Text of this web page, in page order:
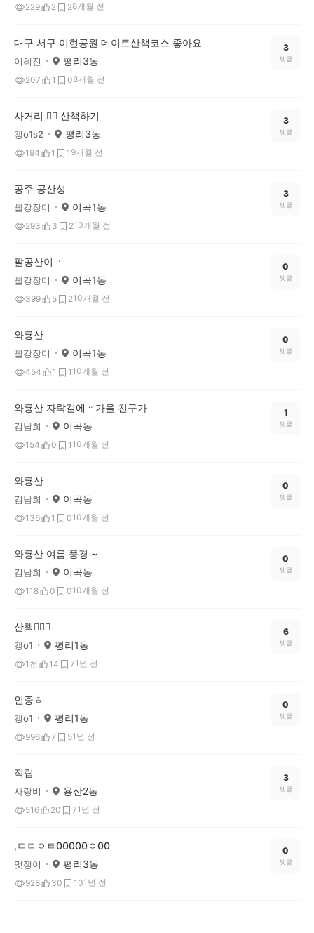
229 2 28개월 전
대구 서구 이현공원 데이트산책코스 좋아요
이혜진 평리3동
207 1 08개월 전
3
댓글
사거리 🚶‍♀️ 산책하기
갱o1s2 평리3동
194 1 1 9개월 전
3
댓글
공주 공산성
빨강장미 이곡1동
293 3 210개월 전
3
댓글
팔공산이ᆢ
빨강장미 이곡1동
399 5 210개월 전
0
댓글
와룡산
빨강장미 이곡1동
454 1 1 10개월 전
0
댓글
와룡산 자락길에ᆢ가을 친구가
김남희 이곡동
154 0 1 10개월 전
1
댓글
와룡산
김남희 이곡동
136 1 010개월 전
0
댓글
와룡산 여름 풍경 ~
김남희 이곡동
118 0 010개월 전
0
댓글
산책🚶🏽‍♀️
갱o1 평리1동
1천 14 71년 전
6
댓글
인증ㅎ
갱o1 평리1동
996 7 51년 전
0
댓글
적립
사랑비 용산2동
516 20 71년 전
3
댓글
,ㄷㄷㅇㅌ00000ㅇ00
멋쟁이 평리3동
928 30 101년 전
0
댓글